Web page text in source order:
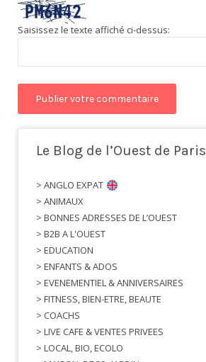
Saisissez le texte affiché ci-dessus:
Le Blog de l’Ouest de Paris
> ANGLO EXPAT
> ANIMAUX
> BONNES ADRESSES DE L’OUEST
> B2B A L'OUEST
> EDUCATION
> ENFANTS & ADOS
> EVENEMENTIEL & ANNIVERSAIRES
> FITNESS, BIEN-ETRE, BEAUTE
> COACHS
> LIVE CAFE & VENTES PRIVEES
> LOCAL, BIO, ECOLO